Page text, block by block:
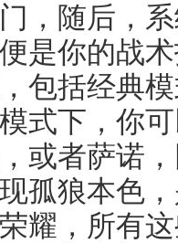
，随后，
是你的战
包括经典
式下，你
或者萨诺
孤狼本色
耀，所有